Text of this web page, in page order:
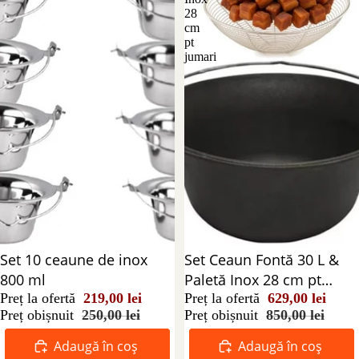
Reducere 12%
Set 10 ceaune de inox
800 ml
Preț la ofertă 219,00 lei
Preț obișnuit 250,00 lei
Adaugă în coș
28
cm
pt
jumari
Reducere 26%
Set Ceaun Fontă 30 L &
Paletă Inox 28 cm pt
jumari
Preț la ofertă 629,00 lei
Preț obișnuit 850,00 lei
Adaugă în coș